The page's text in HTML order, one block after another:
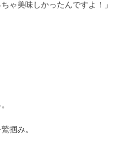
ゃ美味しかったんですよ！」
掴み。